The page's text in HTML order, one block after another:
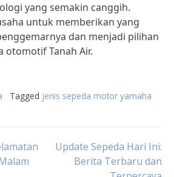
yang semakin canggih.
untuk memberikan yang
dan menjadi pilihan
otomotif Tanah Air.
Tagged jenis sepeda motor yamaha
Update Sepeda Hari Ini:
Berita Terbaru dan